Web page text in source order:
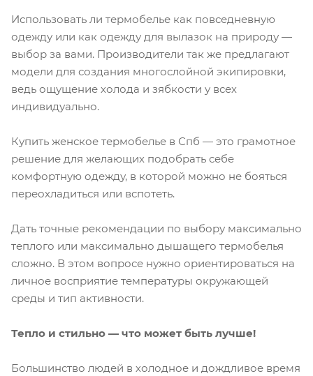
Использовать ли термобелье как повседневную
одежду или как одежду для вылазок на природу —
выбор за вами. Производители так же предлагают
модели для создания многослойной экипировки,
ведь ощущение холода и зябкости у всех
индивидуально.
Купить женское термобелье в Спб — это грамотное
решение для желающих подобрать себе
комфортную одежду, в которой можно не бояться
переохладиться или вспотеть.
Дать точные рекомендации по выбору максимально
теплого или максимально дышащего термобелья
сложно. В этом вопросе нужно ориентироваться на
личное восприятие температуры окружающей
среды и тип активности.
Тепло и стильно — что может быть лучше!
Большинство людей в холодное и дождливое время